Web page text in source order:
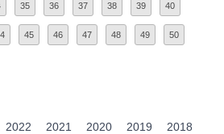
35 36 37 38 39 40
45 46 47 48 49 50
2022 2021 2020 2019
2018